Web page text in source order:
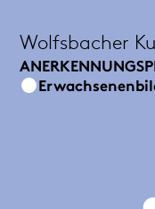
Wolfsbacher